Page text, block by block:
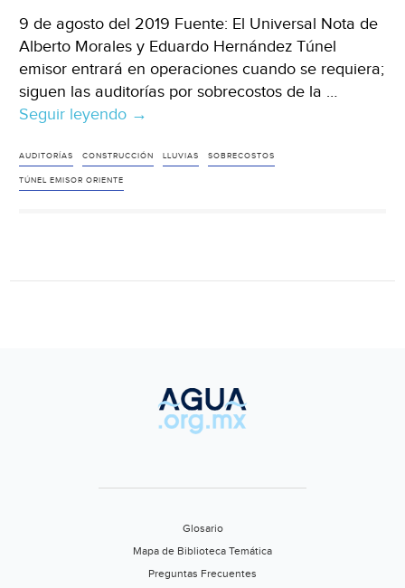
9 de agosto del 2019 Fuente: El Universal Nota de
Alberto Morales y Eduardo Hernández Túnel
emisor entrará en operaciones cuando se requiera;
siguen las auditorías por sobrecostos de la …
Seguir leyendo CDMX:
11
lluvias
Universal)
→
AUDITORÍAS CONSTRUCCIÓN LLUVIAS SOBRECOSTOS
TÚNEL EMISOR ORIENTE
Glosario
Mapa de Biblioteca Temática
Preguntas Frecuentes